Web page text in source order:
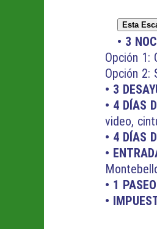
Esta
• 3
Opción 1:
Opción 2:
• 3
• 4 DÍAS
video,
• 4 DÍAS
•
• 1
•